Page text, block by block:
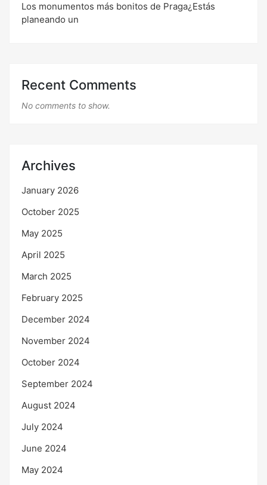
Los monumentos más bonitos de Praga¿Estás
planeando un
Recent Comments
No comments to show.
Archives
January 2026
October 2025
May 2025
April 2025
March 2025
February 2025
December 2024
November 2024
October 2024
September 2024
August 2024
July 2024
June 2024
May 2024